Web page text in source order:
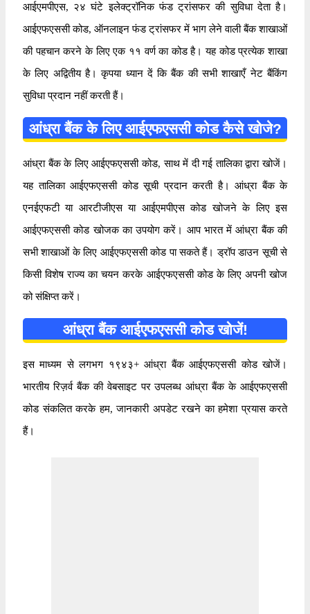
आईएमपीएस, २४ घंटे इलेक्ट्रॉनिक फंड ट्रांसफर की सुविधा देता है।
आईएफएससी कोड, ऑनलाइन फंड ट्रांसफर में भाग लेने वाली बैंक शाखाओं
की पहचान करने के लिए एक ११ वर्ण का कोड है। यह कोड प्रत्येक शाखा
के लिए अद्वितीय है। कृपया ध्यान दें कि बैंक की सभी शाखाएँ नेट बैंकिंग
सुविधा प्रदान नहीं करती हैं।
आंध्रा बैंक के लिए आईएफएससी कोड कैसे खोजे?
आंध्रा बैंक के लिए आईएफएससी कोड, साथ में दी गई तालिका द्वारा खोजें।
यह तालिका आईएफएससी कोड सूची प्रदान करती है। आंध्रा बैंक के
एनईएफटी या आरटीजीएस या आईएमपीएस कोड खोजने के लिए इस
आईएफएससी कोड खोजक का उपयोग करें। आप भारत में आंध्रा बैंक की
सभी शाखाओं के लिए आईएफएससी कोड पा सकते हैं। ड्रॉप डाउन सूची से
किसी विशेष राज्य का चयन करके आईएफएससी कोड के लिए अपनी खोज
को संक्षिप्त करें।
आंध्रा बैंक आईएफएससी कोड खोजें!
इस माध्यम से लगभग १९४३+ आंध्रा बैंक आईएफएससी कोड खोजें।
भारतीय रिज़र्व बैंक की वेबसाइट पर उपलब्ध आंध्रा बैंक के आईएफएससी
कोड संकलित करके हम, जानकारी अपडेट रखने का हमेशा प्रयास करते
हैं।